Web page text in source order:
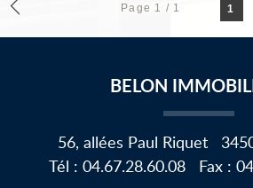
Page 1 / 1 1
BELON
56, allées Paul Riquet
Tél :04.67.28.60.08 Fax :